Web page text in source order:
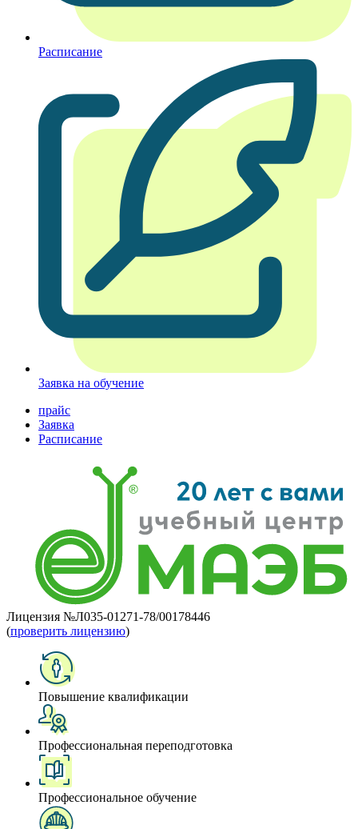
Расписание
Заявка на обучение
прайс
Заявка
Расписание
Лицензия №Л035-01271-78/00178446
(проверить лицензию)
Повышение квалификации
Профессиональная переподготовка
Профессиональное обучение